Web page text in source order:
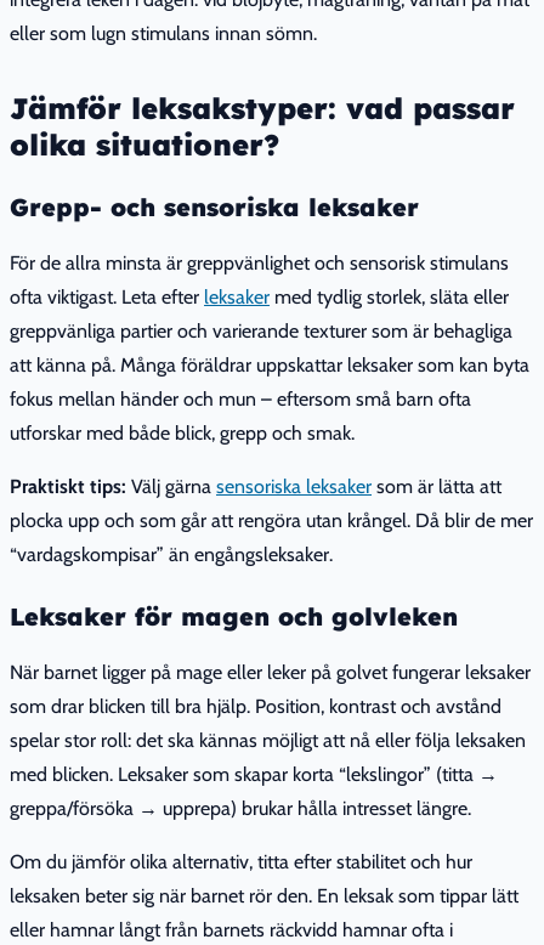
eller som lugn stimulans innan sömn.
Jämför leksakstyper: vad passar
olika situationer?
Grepp- och sensoriska leksaker
För de allra minsta är greppvänlighet och sensorisk stimulans
ofta viktigast. Leta efter leksaker med tydlig storlek, släta eller
greppvänliga partier och varierande texturer som är behagliga
att känna på. Många föräldrar uppskattar leksaker som kan byta
fokus mellan händer och mun – eftersom små barn ofta
utforskar med både blick, grepp och smak.
Praktiskt tips: Välj gärna sensoriska leksaker som är lätta att
plocka upp och som går att rengöra utan krångel. Då blir de mer
“vardagskompisar” än engångsleksaker.
Leksaker för magen och golvleken
När barnet ligger på mage eller leker på golvet fungerar leksaker
som drar blicken till bra hjälp. Position, kontrast och avstånd
spelar stor roll: det ska kännas möjligt att nå eller följa leksaken
med blicken. Leksaker som skapar korta “lekslingor” (titta →
greppa/försöka → upprepa) brukar hålla intresset längre.
Om du jämför olika alternativ, titta efter stabilitet och hur
leksaken beter sig när barnet rör den. En leksak som tippar lätt
eller hamnar långt från barnets räckvidd hamnar ofta i